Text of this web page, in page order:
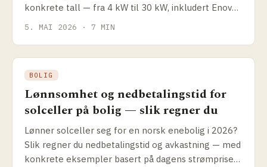
konkrete tall — fra 4 kW til 30 kW, inkludert Enova-
støtte og hvordan du sammenligner tilbud.
5. MAI 2026 · 7 MIN
BOLIG
Lønnsomhet og nedbetalingstid for
solceller på bolig — slik regner du
Lønner solceller seg for en norsk enebolig i 2026?
Slik regner du nedbetalings­tid og avkastning — med
konkrete eksempler basert på dagens strømpriser,